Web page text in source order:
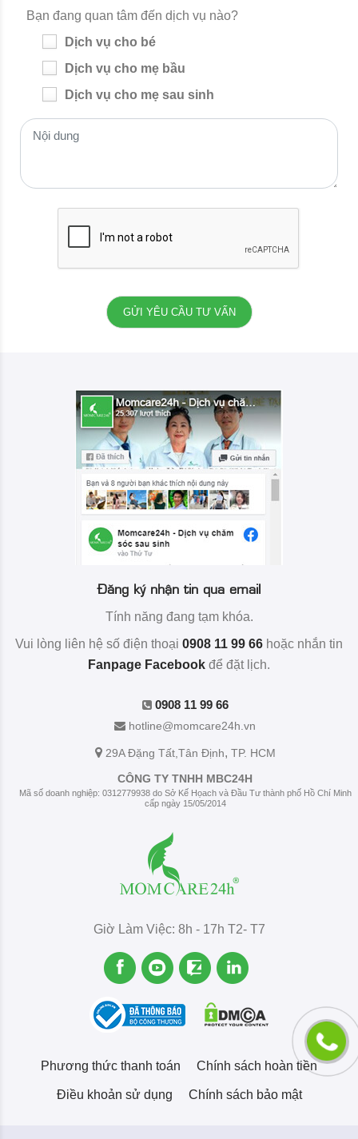
Bạn đang quan tâm đến dịch vụ nào?
Dịch vụ cho bé
Dịch vụ cho mẹ bầu
Dịch vụ cho mẹ sau sinh
Đăng ký nhận tin qua email
Tính năng đang tạm khóa.
Vui lòng liên hệ số điện thoại 0908 11 99 66 hoặc nhắn tin
Fanpage Facebook để đặt lịch.
0908 11 99 66
hotline@momcare24h.vn
29A Đặng Tất,Tân Định, TP. HCM
CÔNG TY TNHH MBC24H
Mã số doanh nghiệp: 0312779938 do Sở Kế Họach và Đầu Tư thành phố Hồ Chí Minh
cấp ngày 15/05/2014
Giờ Làm Việc: 8h - 17h T2- T7
Phương thức thanh toán Chính sách hoàn tiền
Điều khoản sử dụng Chính sách bảo mật